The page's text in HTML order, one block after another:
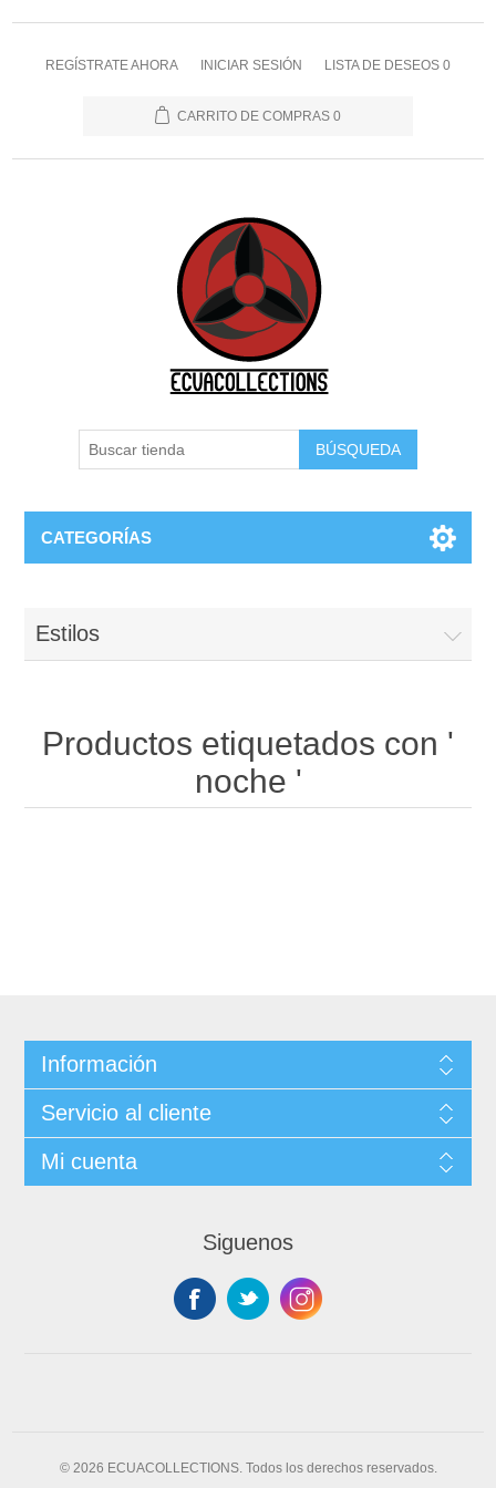
REGÍSTRATE AHORA INICIAR SESIÓN LISTA DE DESEOS 0
CARRITO DE COMPRAS 0
BÚSQUEDA
CATEGORÍAS
Estilos
Productos etiquetados con '
noche '
Información
Servicio al cliente
Mi cuenta
Siguenos
© 2026 ECUACOLLECTIONS. Todos los derechos reservados.